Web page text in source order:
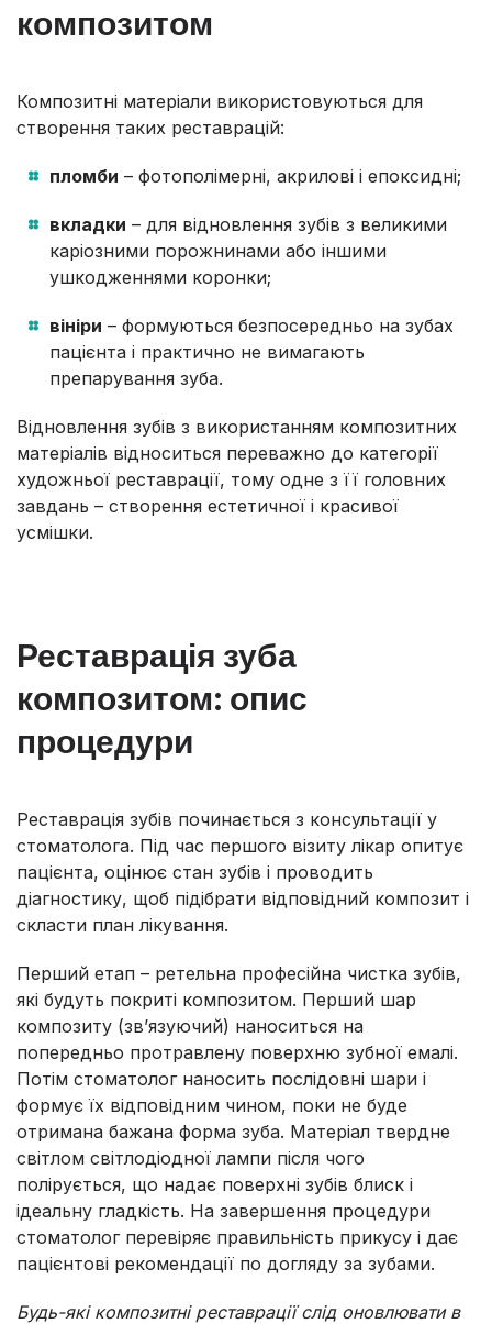
композитом
Композитні матеріали використовуються для
створення таких реставрацій:
пломби – фотополімерні, акрилові і епоксидні;
вкладки – для відновлення зубів з великими
каріозними порожнинами або іншими
ушкодженнями коронки;
вініри – формуються безпосередньо на зубах
пацієнта і практично не вимагають
препарування зуба.
Відновлення зубів з використанням композитних
матеріалів відноситься переважно до категорії
художньої реставрації, тому одне з її головних
завдань – створення естетичної і красивої
усмішки.
Реставрація зуба
композитом: опис
процедури
Реставрація зубів починається з консультації у
стоматолога. Під час першого візиту лікар опитує
пацієнта, оцінює стан зубів і проводить
діагностику, щоб підібрати відповідний композит і
скласти план лікування.
Перший етап – ретельна професійна чистка зубів,
які будуть покриті композитом. Перший шар
композиту (зв’язуючий) наноситься на
попередньо протравлену поверхню зубної емалі.
Потім стоматолог наносить послідовні шари і
формує їх відповідним чином, поки не буде
отримана бажана форма зуба. Матеріал твердне
світлом світлодіодної лампи після чого
полірується, що надає поверхні зубів блиск і
ідеальну гладкість. На завершення процедури
стоматолог перевіряє правильність прикусу і дає
пацієнтові рекомендації по догляду за зубами.
Будь-які композитні реставрації слід оновлювати в